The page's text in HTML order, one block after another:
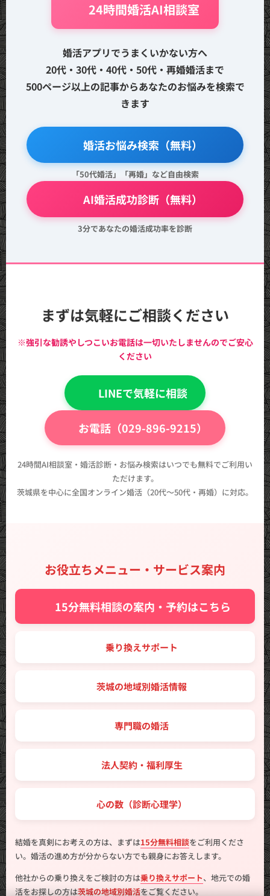
🤖 24時間婚活AI相談室
婚活アプリでうまくいかない方へ
20代・30代・40代・50代・再婚婚活まで
500ページ以上の記事からあなたのお悩みを検索で
きます
🔍 婚活お悩み検索（無料）
「50代婚活」「再婚」など自由検索
💖 AI婚活成功診断（無料）
3分であなたの婚活成功率を診断
まずは気軽にご相談ください
※強引な勧誘やしつこいお電話は一切いたしませんのでご安心
ください
💬 LINEで気軽に相談
📞 お電話（029-896-9215）
24時間AI相談室・婚活診断・お悩み検索はいつでも無料でご利用い
ただけます。
茨城県を中心に全国オンライン婚活（20代〜50代・再婚）に対応。
お役立ちメニュー・サービス案内
✨ 15分無料相談の案内・予約はこちら
🔑 乗り換えサポート
🗾 茨城の地域別婚活情報
💼 専門職の婚活
🤝 法人契約・福利厚生
💖 心の数（診断心理学）
結婚を真剣にお考えの方は、まずは15分無料相談をご利用くださ
い。婚活の進め方が分からない方でも親身にお答えします。
他社からの乗り換えをご検討の方は乗り換えサポート、地元での婚
活をお探しの方は茨城の地域別婚活をご覧ください。